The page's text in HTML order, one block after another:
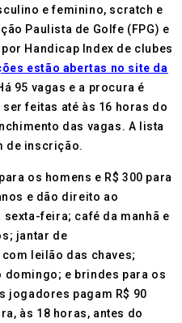
e feminino, scratch e
Paulista de Golfe (FPG) e
Handicap Index de clubes
estão abertas no site da
95 vagas e a procura é
feitas até às 16 horas do
das vagas. A lista
de inscrição.
os homens e R$ 300 para
e dão direito ao
feira; café da manhã e
jantar de
leilão das chaves;
domingo; e brindes para os
jogadores pagam R$ 90
às 18 horas, antes do